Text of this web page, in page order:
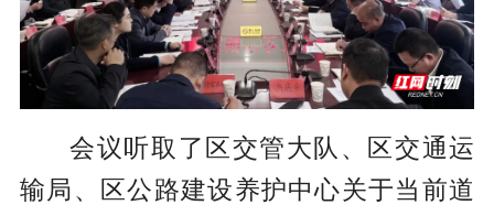
会议听取了区交管大队、区交通运
输局、区公路建设养护中心关于当前道